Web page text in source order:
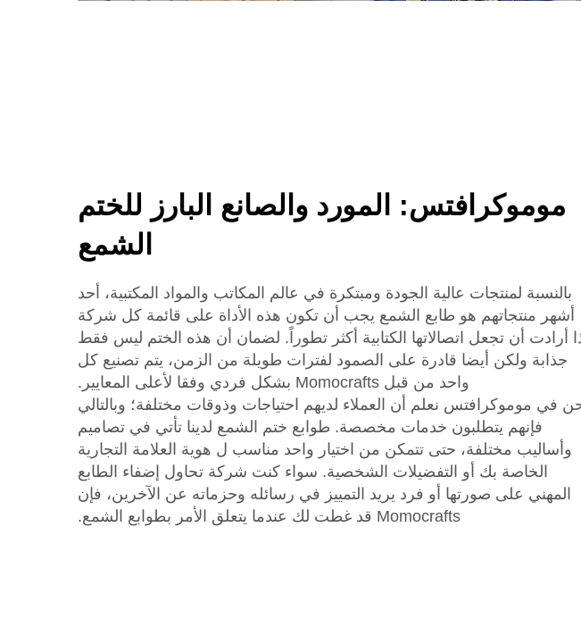
موموكرافتس: المورد والصانع البارز للختم
الشمع
بالنسبة لمنتجات عالية الجودة ومبتكرة في عالم المكاتب والمواد المكتبية، أحد
أشهر منتجاتهم هو طابع الشمع يجب أن تكون هذه الأداة على قائمة كل شركة
أرادت أن تجعل اتصالاتها الكتابية أكثر تطوراً. لضمان أن هذه الختم ليس فقط
جذابة ولكن أيضا قادرة على الصمود لفترات طويلة من الزمن، يتم تصنيع كل
واحد من قبل Momocrafts بشكل فردي وفقا لأعلى المعايير.
في موموكرافتس نعلم أن العملاء لديهم احتياجات وذوقات مختلفة؛ وبالتالي
فإنهم يتطلبون خدمات مخصصة. طوابع ختم الشمع لدينا تأتي في تصاميم
وأساليب مختلفة، حتى تتمكن من اختيار واحد مناسب ل هوية العلامة التجارية
الخاصة بك أو التفضيلات الشخصية. سواء كنت شركة تحاول إضفاء الطابع
المهني على صورتها أو فرد يريد التمييز في رسائله وحزماته عن الآخرين، فإن
Momocrafts قد غطت لك عندما يتعلق الأمر بطوابع الشمع.